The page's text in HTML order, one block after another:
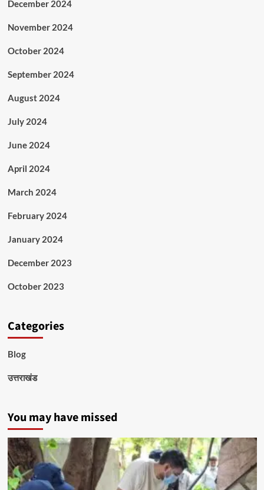
December 2024
November 2024
October 2024
September 2024
August 2024
July 2024
June 2024
April 2024
March 2024
February 2024
January 2024
December 2023
October 2023
Categories
Blog
उत्तराखंड
You may have missed